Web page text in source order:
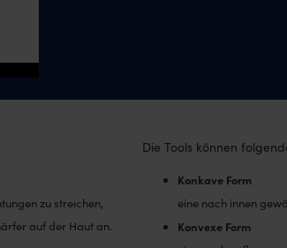
zu streichen,
auf der Haut an.
Die Tools können
Konkave Form
eine nach innen
Konvexe Form